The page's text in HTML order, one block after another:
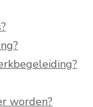
worden?